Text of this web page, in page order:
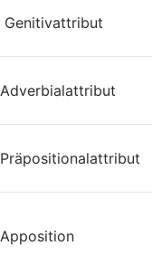
Genitivattribut
Adverbialattribut
Präpositionalattribut
Apposition